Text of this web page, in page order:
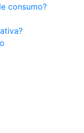
consumo?